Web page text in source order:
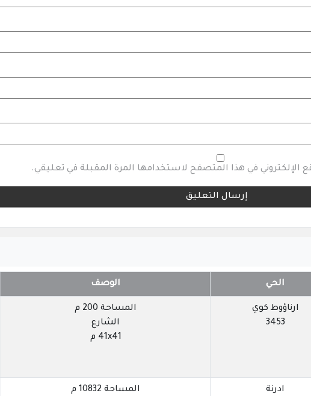
الإلكتروني في هذا المتصفح لاستخدامها المرة المقبلة في تعليقي.
الحي الوصف
ارناؤوط كوي
3453
المساحة 200 م
الشارع
41x41 م
ادرنة
المساحة 10832 م